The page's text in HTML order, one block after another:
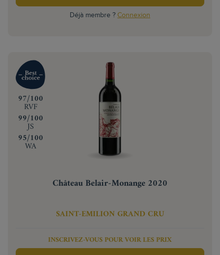
Déjà membre ? Connexion
‍97/100
RVF
‍99/100
JS
‍95/100
WA
Château Belair-Monange 2020
SAINT-EMILION GRAND CRU
INSCRIVEZ-VOUS POUR VOIR LES PRIX